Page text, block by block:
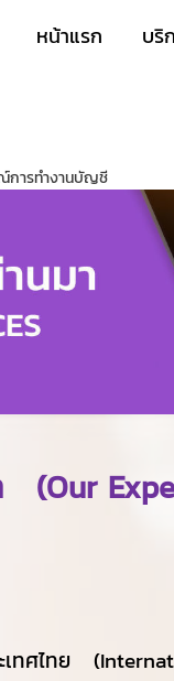
หน้าแรก บริ
การทำงานบัญชี
(Our
เทศไทย